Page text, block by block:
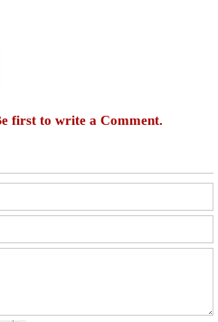
first to write a Comment.